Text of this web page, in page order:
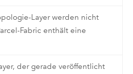
Layer werden nicht
Fabric enthält eine
der gerade veröffentlicht